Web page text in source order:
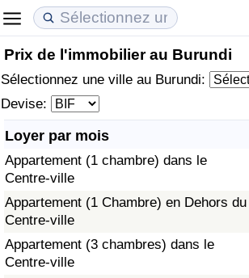
Prix de l'immobilier au Burundi
Sélectionnez une ville au Burundi:
Devise:
Loyer par mois
Appartement (1 chambre) dans le
Centre-ville
Appartement (1 Chambre) en Dehors du
Centre-ville
Appartement (3 chambres) dans le
Centre-ville
Coût de la vie
Indice du Coût de la Vie (Actuel)
Indice du Coût de la Vie
Indice du coût de la vie par pays
à Akaba
Prix de l'immobilier
Indice des Prix de l'immobilier (Actuel)
Indice des Prix de l'immobilier
Indice des Prix de l'immobilier par Pays
Qualité de Vie
Indice de Qualité de Vie
Indice de Qualité de Vie (Actuel)
Indice de qualité de vie par pays
Criminalité
Indice de Criminalité (Actuel)